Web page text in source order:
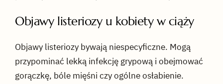
Objawy listeriozy u kobiety w ciąży
Objawy listeriozy bywają niespecyficzne. Mogą
przypominać lekką infekcję grypową i obejmować
gorączkę, bóle mięśni czy ogólne osłabienie.